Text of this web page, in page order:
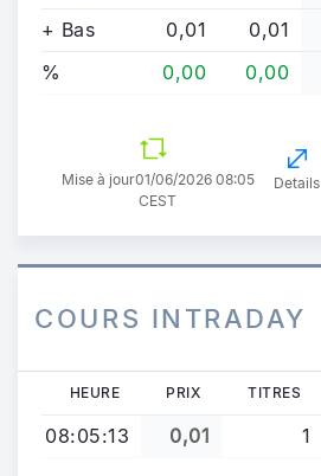
+ Bas
0,01 0,01
%
0,00 0,00
Mise à jour01/06/2026 08:05
CEST
Details
COURS INTRADAY
HEURE PRIX TITRES
08:05:13 0,01 1